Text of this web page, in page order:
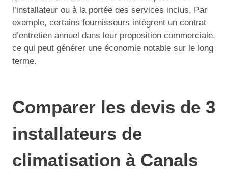
l’installateur ou à la portée des services inclus. Par
exemple, certains fournisseurs intègrent un contrat
d’entretien annuel dans leur proposition commerciale,
ce qui peut générer une économie notable sur le long
terme.
Comparer les devis de 3
installateurs de
climatisation à Canals